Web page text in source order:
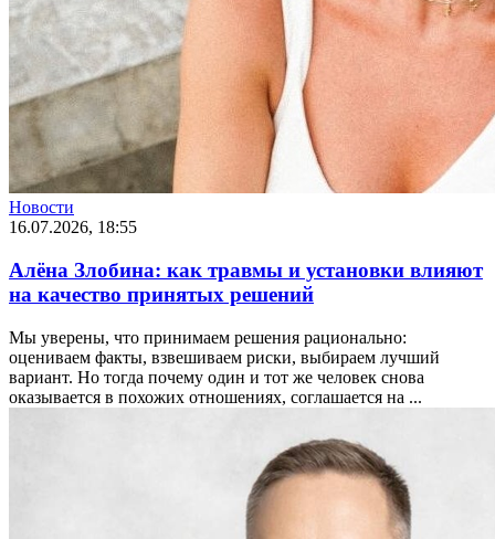
Новости
16.07.2026, 18:55
Алёна Злобина: как травмы и установки влияют
на качество принятых решений
Мы уверены, что принимаем решения рационально:
оцениваем факты, взвешиваем риски, выбираем лучший
вариант. Но тогда почему один и тот же человек снова
оказывается в похожих отношениях, соглашается на ...